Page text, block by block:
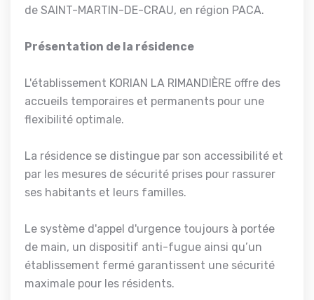
de SAINT-MARTIN-DE-CRAU, en région PACA.
Présentation de la résidence
L'établissement KORIAN LA RIMANDIÈRE offre des
accueils temporaires et permanents pour une
flexibilité optimale.
La résidence se distingue par son accessibilité et
par les mesures de sécurité prises pour rassurer
ses habitants et leurs familles.
Le système d'appel d'urgence toujours à portée
de main, un dispositif anti-fugue ainsi qu’un
établissement fermé garantissent une sécurité
maximale pour les résidents.